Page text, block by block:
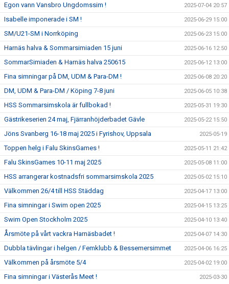
Egon vann Vansbro Ungdomssim ! 2025-07-04 20:57
Isabelle imponerade i SM ! 2025-06-29 15:00
SM/U21-SM i Norrköping 2025-06-23 15:00
Harnäs halva & Sommarsimiaden 15 juni 2025-06-16 12:50
SommarSimiaden & Harnäs halva 250615 2025-06-12 13:00
Fina simningar på DM, UDM & Para-DM ! 2025-06-08 20:20
DM, UDM & Para-DM / Köping 7-8 juni 2025-06-05 10:38
HSS Sommarsimskola är fullbokad ! 2025-05-31 19:30
Gästrikeserien 24 maj, Fjärranhöjderbadet Gävle 2025-05-22 15:50
Jöns Svanberg 16-18 maj 2025 i Fyrishov, Uppsala 2025-05-19
Toppen helg i Falu SkinsGames ! 2025-05-11 21:42
Falu SkinsGames 10-11 maj 2025 2025-05-08 11:00
HSS arrangerar kostnadsfri sommarsimskola 2025 2025-05-02 15:10
Välkommen 26/4 till HSS Städdag 2025-04-17 13:00
Fina simningar i Swim open 2025 2025-04-15 13:25
Swim Open Stockholm 2025 2025-04-10 13:40
Årsmöte på vårt vackra Harnäsbadet ! 2025-04-07 14:30
Dubbla tävlingar i helgen / Femklubb & Bessemersimmet 2025-04-06 16:25
Välkommen på årsmöte 5/4 2025-04-02 19:00
Fina simningar i Västerås Meet ! 2025-03-30